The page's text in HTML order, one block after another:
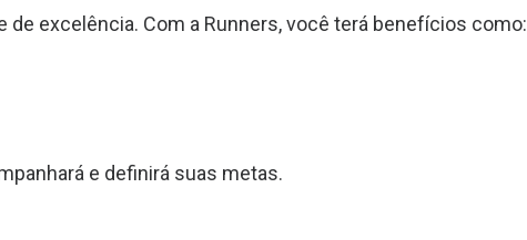
excelência. Com a Runners, você terá benefícios como:
e definirá suas metas.